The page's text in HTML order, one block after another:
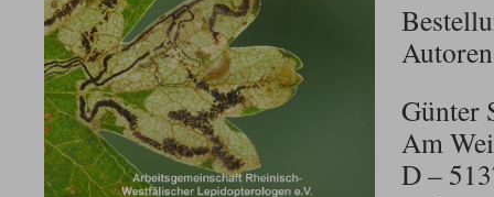
Günter
Am
D –